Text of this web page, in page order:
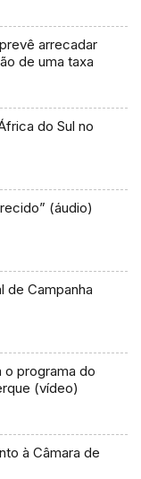
arrecadar
de uma taxa
do Sul no
(áudio)
de Campanha
o programa do
(vídeo)
à Câmara de